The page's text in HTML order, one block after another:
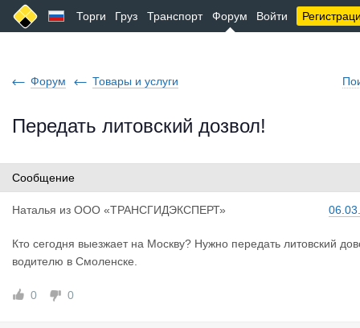
Торги Груз Транспорт Форум Войти
Форум Товары и услуги
Передать литовский дозвол!
Сообщение
Наталья из ООО «ТРАНСГИДЭКСПЕРТ»
Кто сегодня выезжает на Москву? Нужно передать литовский
водителю в Смоленске.
0 0